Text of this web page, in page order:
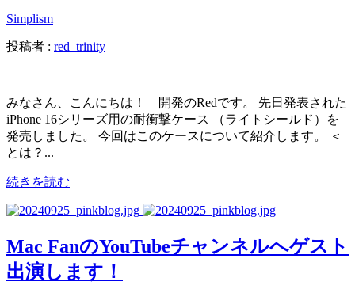
Simplism
投稿者 : red_trinity
みなさん、こんにちは！ 開発のRedです。 先日発表された
iPhone 16シリーズ用の耐衝撃ケース （ライトシールド）を
発売しました。 今回はこのケースについて紹介します。 ＜
とは？...
続きを読む
Mac FanのYouTubeチャンネルへゲスト
出演します！